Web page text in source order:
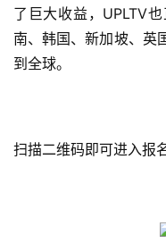
了巨大收益， UPLTV
南、韩国、新加坡、英
到全球。
扫描二维码即可进入报